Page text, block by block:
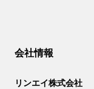
会社情報
リンエイ株式会社